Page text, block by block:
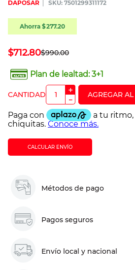
DAPOSAR :7501299311172
Ahorra$277.20
$990.00
$712.80
Plan de lealtad:3+1
＋
－
CALCULAR ENVÍO
Métodos de pago
Pagos seguros
Envío local y nacional